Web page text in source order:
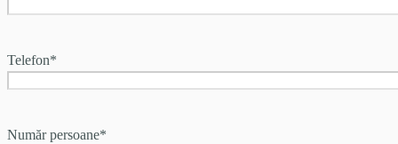
Telefon*
Număr persoane*